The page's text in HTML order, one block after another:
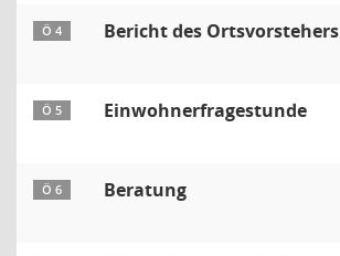
Ö 4 Bericht des Ortsvorstehers
Ö 5 Einwohnerfragestunde
Ö 6 Beratung